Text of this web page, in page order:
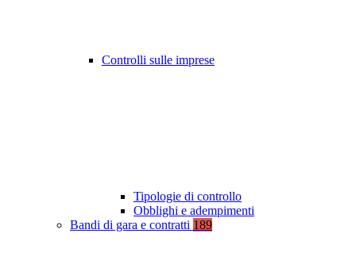
Controlli sulle imprese
Tipologie di controllo
Obblighi e adempimenti
Bandi di gara e contratti 189